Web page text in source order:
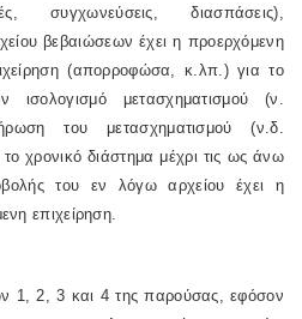
συγχωνεύσεις, διασπάσεις),
βεβαιώσεων έχει η προερχόμενη
(απορροφώσα, κ.λπ.) για το
ισολογισμό μετασχηματισμού (ν.
του μετασχηματισμού (ν.δ.
χρονικό διάστημα μέχρι τις ως άνω
του εν λόγω αρχείου έχει η
επιχείρηση.
1, 2, 3 και 4 της παρούσας, εφόσον